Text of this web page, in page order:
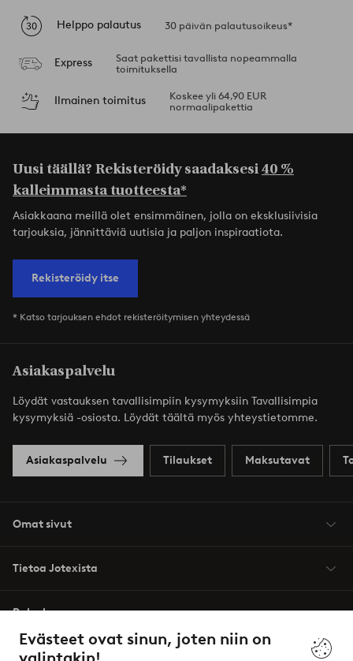
Evästeet ovat sinun, joten niin on
Helppo palautus 30 päivän palautusoikeus*
Express
Saat pakettisi tavallista nopeammalla
toimituksella
Ilmainen toimitus
Koskee yli 64,90 EUR
normaalipakettia
Uusi täällä? Rekisteröidy saadaksesi40 %
kalleimmasta tuotteesta*
Asiakkaana meillä olet ensimmäinen, jolla on eksklusiivisia
tarjouksia, jännittäviä uutisia ja paljon inspiraatiota.
Rekisteröidy itse
* Katso tarjouksen ehdot rekisteröitymisen yhteydessä
Asiakaspalvelu
Löydät vastauksen tavallisimpiin kysymyksiin Tavallisimpia
kysymyksiä -osiosta. Löydät täältä myös yhteystietomme.
Asiakaspalvelu Tilaukset Maksutavat
Omat sivut
Tietoa Jotexista
Palvelumme
Ehdot